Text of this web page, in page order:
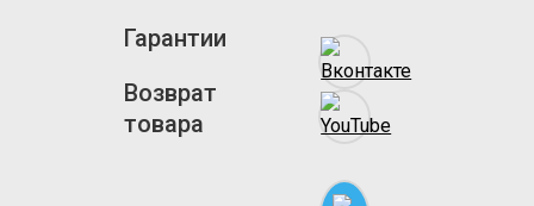
Гарантии
Возврат
товара